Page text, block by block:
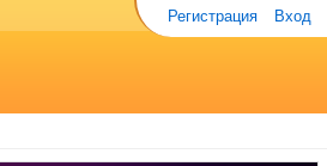
Регистрация Вход